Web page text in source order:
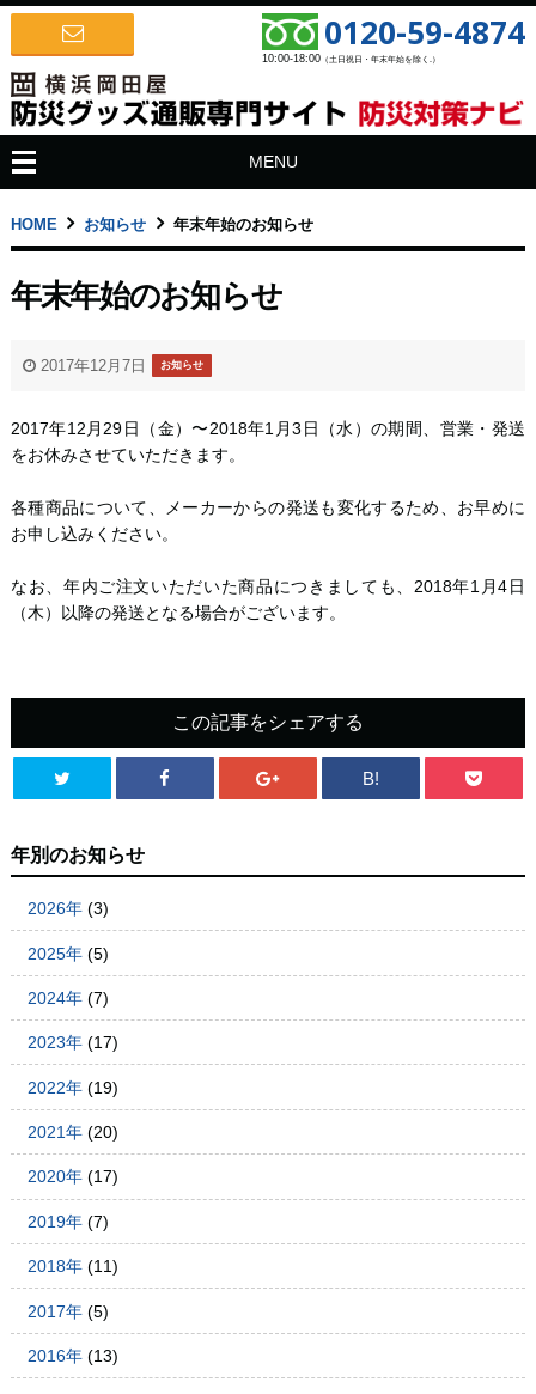
0120-59-4874
10:00-18:00 （土日祝日・年末年始を除く.）
MENU
HOME お知らせ 年末年始のお知らせ
年末年始のお知らせ
2017年12月7日 お知らせ
2017年12月29日（金）〜2018年1月3日（水）の期間、営業・発送
をお休みさせていただきます。
各種商品について、メーカーからの発送も変化するため、お早めに
お申し込みください。
なお、年内ご注文いただいた商品につきましても、2018年1月4日
（木）以降の発送となる場合がございます。
この記事をシェアする
B!
年別のお知らせ
2026年(3)
2025年(5)
2024年(7)
2023年(17)
2022年(19)
2021年(20)
2020年(17)
2019年(7)
2018年(11)
2017年(5)
2016年(13)